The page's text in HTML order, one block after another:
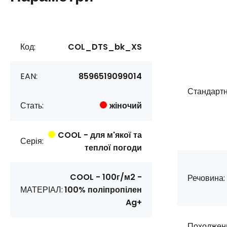
Код: COL_DTS_bk_XS
EAN: 8596519099014
Стать: жіночий
Серія:
COOL - для м'якої та
теплої погоди
МАТЕРІАЛ:
COOL - 100г/м2 -
100% поліпропілен
Ag+
Речовина: